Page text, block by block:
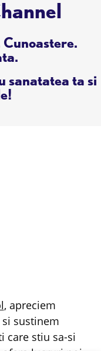
sanatatea ta si
, apreciem
sustinem
care stiu sa-si